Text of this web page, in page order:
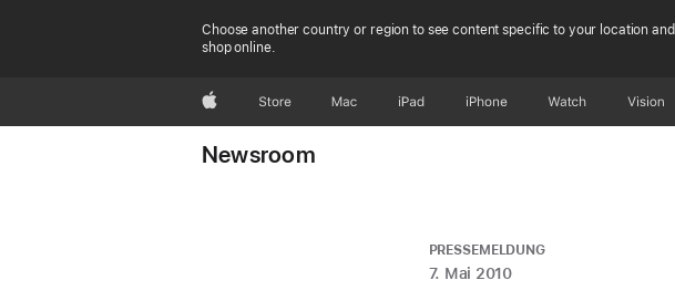
Choose another country or region to see content specific to your location and
shop online.
AppleStore Mac iPad iPhone Watch Vision
Newsroom
PRESSEMELDUNG
7. Mai 2010